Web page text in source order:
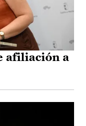
afiliación a